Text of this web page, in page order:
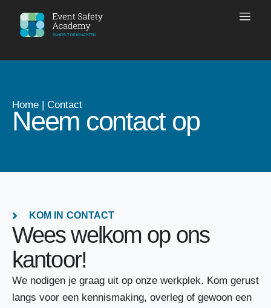
Home | Contact
Neem contact op
KOM IN CONTACT
Wees welkom op ons
kantoor!
We nodigen je graag uit op onze werkplek. Kom gerust
langs voor een kennismaking, overleg of gewoon een